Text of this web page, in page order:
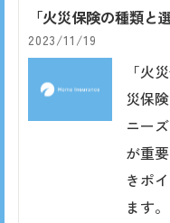
「火災保険の種類と
2023/11/19
「火
災保
ニー
が重
きポ
ます